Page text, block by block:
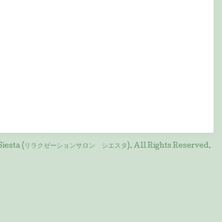
(リラクゼーションサロン シエスタ). All Rights Reserved.